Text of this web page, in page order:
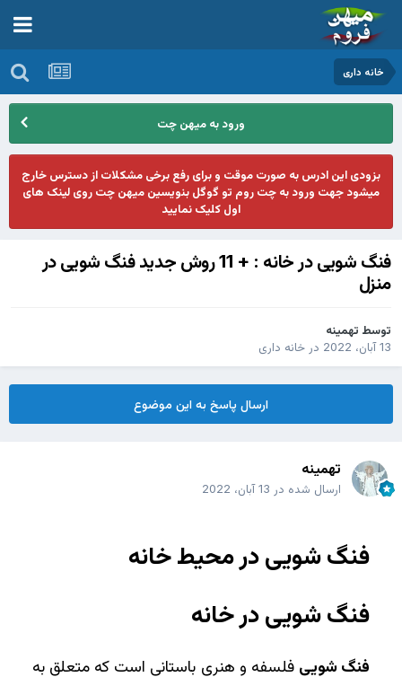
خانه داری
ورود به میهن چت
بزودی این ادرس به صورت موقت و برای رفع برخی مشکلات از دسترس خارج
میشود جهت ورود به چت روم تو گوگل بنویسین میهن چت روی لینک های
اول کلیک نمایید
فنگ شویی در خانه : + 11 روش جدید فنگ شویی در
منزل
توسط تهمینه
13 آبان، 2022
در خانه داری
ارسال پاسخ به این موضوع
تهمینه
ارسال شده در 13 آبان، 2022
فنگ شویی در محیط خانه
فنگ شویی در خانه
فنگ شویی فلسفه و هنری باستانی است که متعلق به